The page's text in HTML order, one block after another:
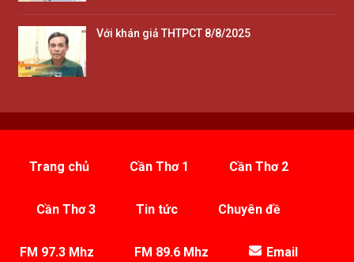
Với khán giả THTPCT 8/8/2025
Trang chủ Cần Thơ 1 Cần Thơ 2
Cần Thơ 3 Tin tức Chuyên đề
FM 97.3 Mhz FM 89.6 Mhz Email